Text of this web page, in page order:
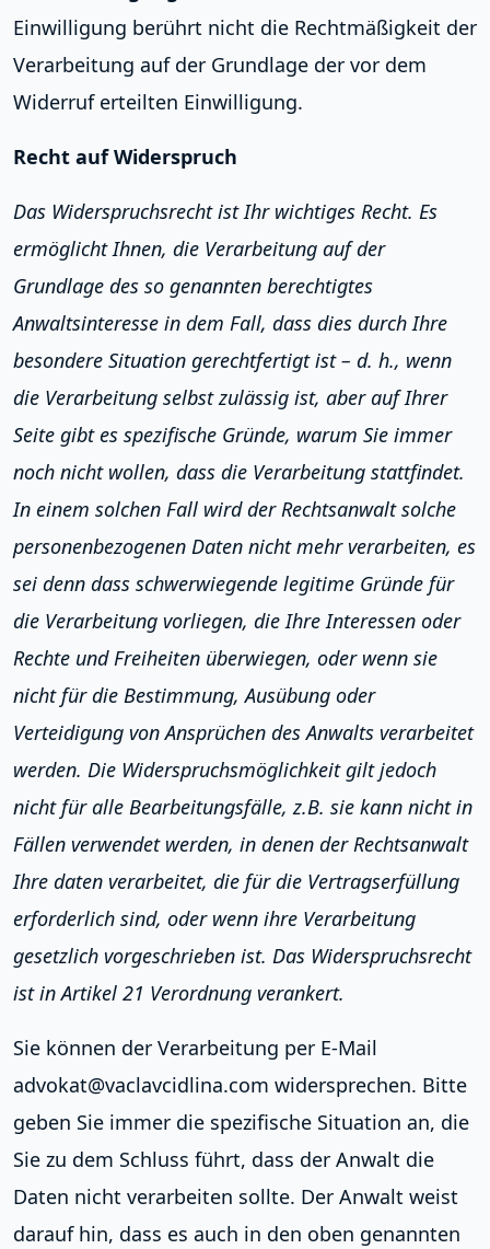
Einwilligung berührt nicht die Rechtmäßigkeit der
Verarbeitung auf der Grundlage der vor dem
Widerruf erteilten Einwilligung.
Recht auf Widerspruch
Das Widerspruchsrecht ist Ihr wichtiges Recht. Es
ermöglicht Ihnen, die Verarbeitung auf der
Grundlage des so genannten berechtigtes
Anwaltsinteresse in dem Fall, dass dies durch Ihre
besondere Situation gerechtfertigt ist – d. h., wenn
die Verarbeitung selbst zulässig ist, aber auf Ihrer
Seite gibt es spezifische Gründe, warum Sie immer
noch nicht wollen, dass die Verarbeitung stattfindet.
In einem solchen Fall wird der Rechtsanwalt solche
personenbezogenen Daten nicht mehr verarbeiten, es
sei denn dass schwerwiegende legitime Gründe für
die Verarbeitung vorliegen, die Ihre Interessen oder
Rechte und Freiheiten überwiegen, oder wenn sie
nicht für die Bestimmung, Ausübung oder
Verteidigung von Ansprüchen des Anwalts verarbeitet
werden. Die Widerspruchsmöglichkeit gilt jedoch
nicht für alle Bearbeitungsfälle, z.B. sie kann nicht in
Fällen verwendet werden, in denen der Rechtsanwalt
Ihre daten verarbeitet, die für die Vertragserfüllung
erforderlich sind, oder wenn ihre Verarbeitung
gesetzlich vorgeschrieben ist. Das Widerspruchsrecht
ist in Artikel 21 Verordnung verankert.
Sie können der Verarbeitung per E-Mail
advokat@vaclavcidlina.com widersprechen. Bitte
geben Sie immer die spezifische Situation an, die
Sie zu dem Schluss führt, dass der Anwalt die
Daten nicht verarbeiten sollte. Der Anwalt weist
darauf hin, dass es auch in den oben genannten